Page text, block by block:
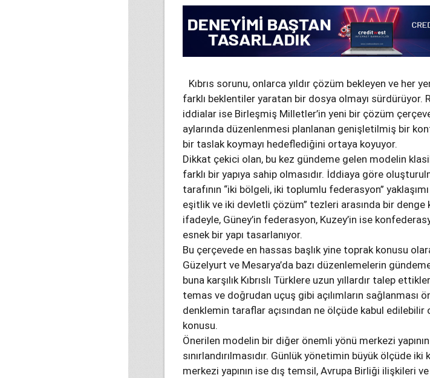
Kıbrıs sorunu, onlarca yıldır çözüm bekleyen ve her
farklı beklentiler yaratan bir dosya olmayı sürdürüyor.
iddialar ise Birleşmiş Milletler’in yeni bir çözüm
aylarında düzenlenmesi planlanan genişletilmiş bir
bir taslak koymayı hedeflediğini ortaya koyuyor.
Dikkat çekici olan, bu kez gündeme gelen modelin
farklı bir yapıya sahip olmasıdır. İddiaya göre
tarafının “iki bölgeli, iki toplumlu federasyon”
eşitlik ve iki devletli çözüm” tezleri arasında bir denge
ifadeyle, Güney’in federasyon, Kuzey’in ise
esnek bir yapı tasarlanıyor.
Bu çerçevede en hassas başlık yine toprak konusu
Güzelyurt ve Mesarya’da bazı düzenlemelerin
buna karşılık Kıbrıslı Türklere uzun yıllardır talep
temas ve doğrudan uçuş gibi açılımların sağlanması
denklemin taraflar açısından ne ölçüde kabul
konusu.
Önerilen modelin bir diğer önemli yönü merkezi
sınırlandırılmasıdır. Günlük yönetimin büyük ölçüde iki
merkezi yapının ise dış temsil, Avrupa Birliği ilişkileri